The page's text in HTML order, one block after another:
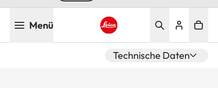
Menü
Technische Daten